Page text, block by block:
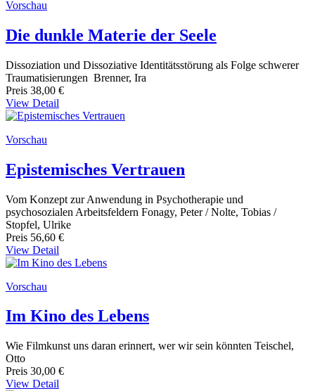
Vorschau
Die dunkle Materie der Seele
Dissoziation und Dissoziative Identitätsstörung als Folge schwerer
Traumatisierungen Brenner, Ira
Preis 38,00 €
View Detail
Vorschau
Epistemisches Vertrauen
Vom Konzept zur Anwendung in Psychotherapie und
psychosozialen Arbeitsfeldern Fonagy, Peter / Nolte, Tobias /
Stopfel, Ulrike
Preis 56,60 €
View Detail
Vorschau
Im Kino des Lebens
Wie Filmkunst uns daran erinnert, wer wir sein könnten Teischel,
Otto
Preis 30,00 €
View Detail